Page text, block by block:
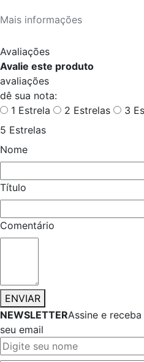
Mais informações
Avaliações
Avalie este produto
avaliações
dê sua nota:
1 Estrela
2 Estrelas 3
5 Estrelas
Nome
Título
Comentário
ENVIAR
NEWSLETTERAssine e
seu email